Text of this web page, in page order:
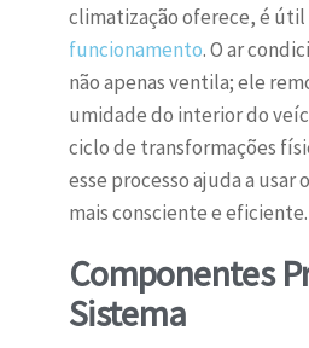
climatização oferece, é
funcionamento. O ar
não apenas ventila; ele
umidade do interior do
ciclo de transformações
esse processo ajuda a usar
mais consciente e eficiente.
Componentes
Sistema